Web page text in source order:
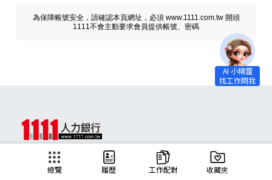
為保障帳號安全，請確認本頁網址，必須 www.1111.com.tw 開頭
1111不會主動要求會員提供帳號、密碼
總覽 履歷 工作配對 收藏夾